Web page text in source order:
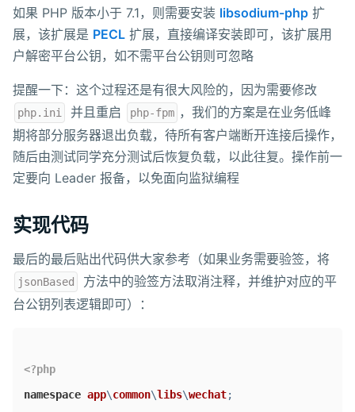
如果 PHP 版本小于 7.1，则需要安装 libsodium-php 扩
展，该扩展是 PECL 扩展，直接编译安装即可，该扩展用
户解密平台公钥，如不需平台公钥则可忽略
提醒一下：这个过程还是有很大风险的，因为需要修改
php.ini 并且重启 php-fpm ，我们的方案是在业务低峰
期将部分服务器退出负载，待所有客户端断开连接后操作，
随后由测试同学充分测试后恢复负载，以此往复。操作前一
定要向 Leader 报备，以免面向监狱编程
实现代码
最后的最后贴出代码供大家参考（如果业务需要验签，将
jsonBased
方法中的验签方法取消注释，并维护对应的平
台公钥列表逻辑即可）：
<?php
namespace app\common\libs\wechat;